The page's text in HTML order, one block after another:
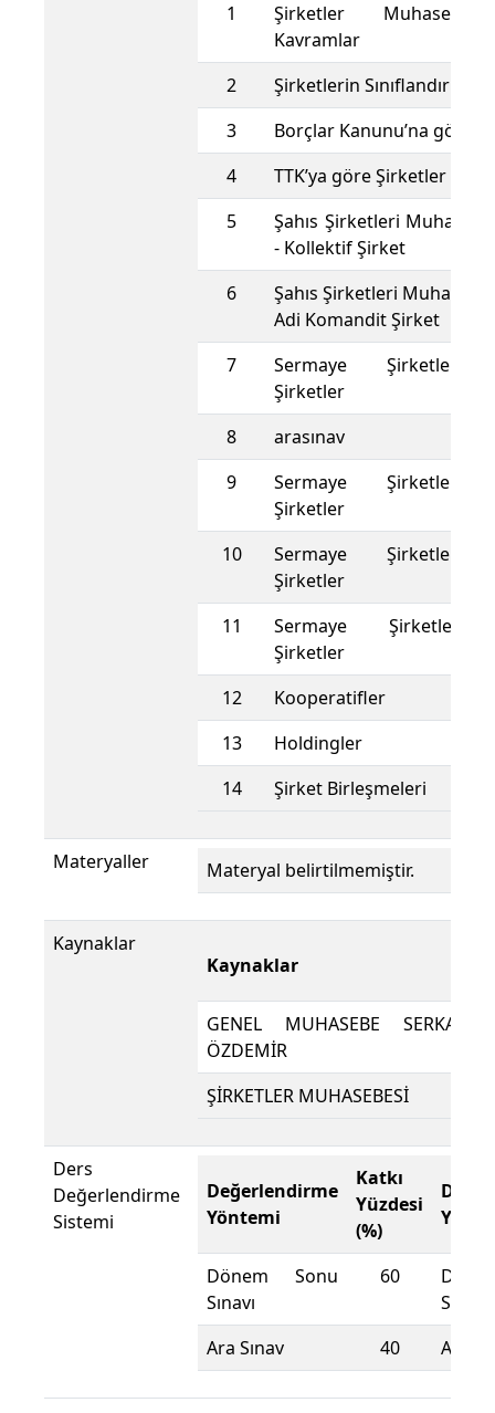
1
Şirketler
Kavramlar
2
Şirketlerin
3
Borçlar Kanunu’na göre
4
TTK’ya göre Şirketler
5
Şahıs Şirketleri
- Kollektif Şirket
6
Şahıs Şirketleri
Adi Komandit Şirket
7
Sermaye Şirketleri
Şirketler
8
arasınav
9
Sermaye Şirketleri
Şirketler
10
Sermaye Şirketleri
Şirketler
11
Sermaye Şirketleri
Şirketler
12
Kooperatifler
13
Holdingler
14
Şirket Birleşmeleri
Materyaller Materyal belirtilmemiştir.
Kaynaklar
Kaynaklar
GENEL MUHASEBE SERKAN
ÖZDEMİR
ŞİRKETLER MUHASEBESİ
Ders
Değerlendirme
Sistemi
Değerlendirme
Yöntemi
Katkı
Yüzdesi
(%)
Dönem Sonu
Sınavı
60
Sınavı
Ara Sınav
40 Ara